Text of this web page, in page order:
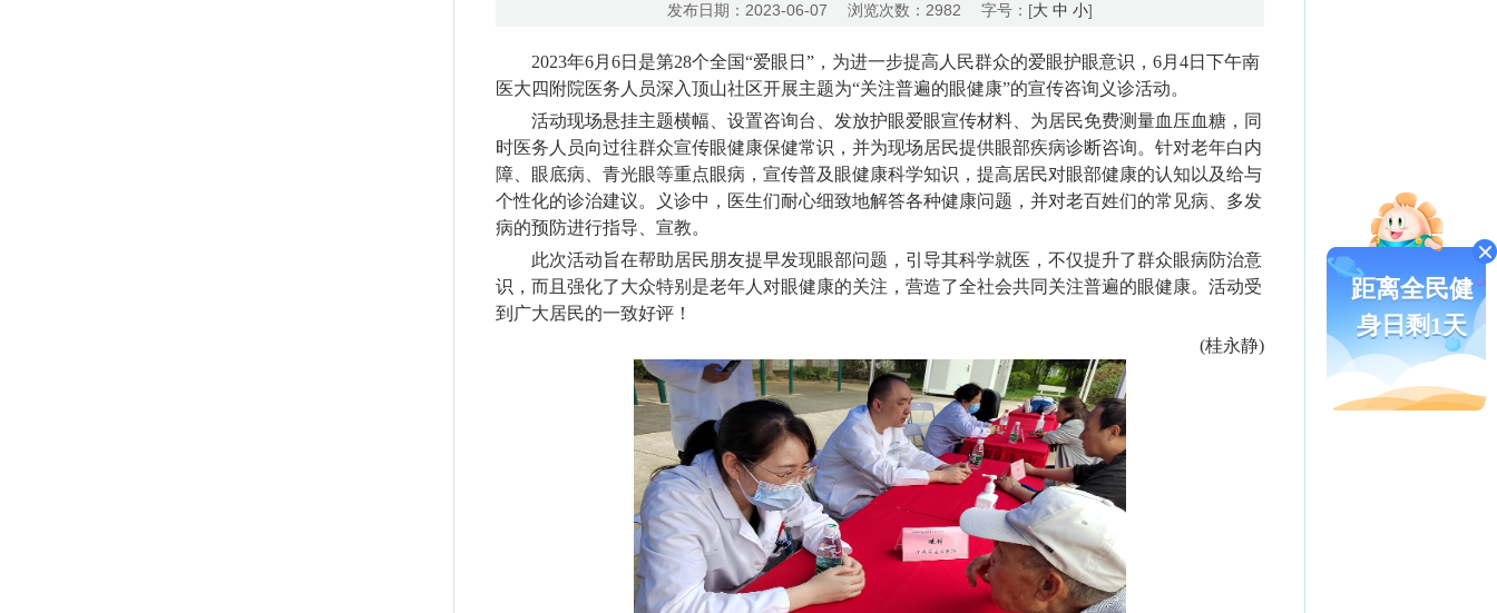
距离全民健
身日剩1天
发布日期：2023-06-07 浏览次数：2982 字号：[大 中 小]
2023年6月6日是第28个全国“爱眼日”，为进一步提高人民群众的爱眼护眼意识，6月4日下午南
医大四附院医务人员深入顶山社区开展主题为“关注普遍的眼健康”的宣传咨询义诊活动。
活动现场悬挂主题横幅、设置咨询台、发放护眼爱眼宣传材料、为居民免费测量血压血糖，同
时医务人员向过往群众宣传眼健康保健常识，并为现场居民提供眼部疾病诊断咨询。针对老年白内
障、眼底病、青光眼等重点眼病，宣传普及眼健康科学知识，提高居民对眼部健康的认知以及给与
个性化的诊治建议。义诊中，医生们耐心细致地解答各种健康问题，并对老百姓们的常见病、多发
病的预防进行指导、宣教。
此次活动旨在帮助居民朋友提早发现眼部问题，引导其科学就医，不仅提升了群众眼病防治意
识，而且强化了大众特别是老年人对眼健康的关注，营造了全社会共同关注普遍的眼健康。活动受
到广大居民的一致好评！
(桂永静)